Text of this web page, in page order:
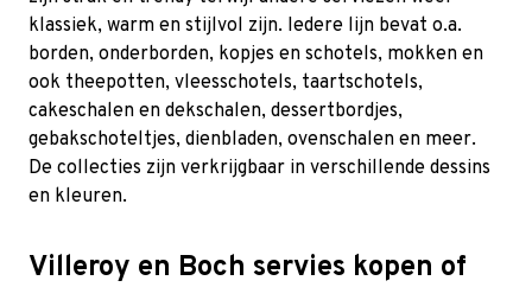
klassiek, warm en stijlvol zijn. Iedere lijn bevat o.a.
borden, onderborden, kopjes en schotels, mokken en
ook theepotten, vleesschotels, taartschotels,
cakeschalen en dekschalen, dessertbordjes,
gebakschoteltjes, dienbladen, ovenschalen en meer.
De collecties zijn verkrijgbaar in verschillende dessins
en kleuren.
Villeroy en Boch servies kopen of